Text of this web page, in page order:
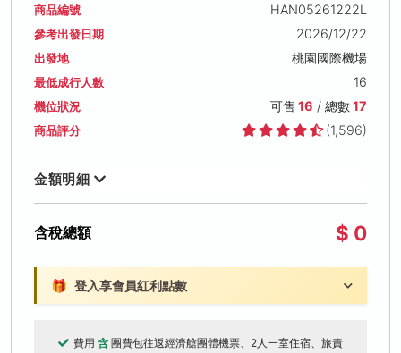
商品編號 HAN05261222L
參考出發日期 2026/12/22
出發地 桃園國際機場
最低成行人數 16
機位狀況 可售 16 / 總數17
商品評分 (1,596)
金額明細
含稅總額 $ 0
🎁 登入享會員紅利點數
費用 含 團費包往返經濟艙團體機票、2人一室住宿、旅責